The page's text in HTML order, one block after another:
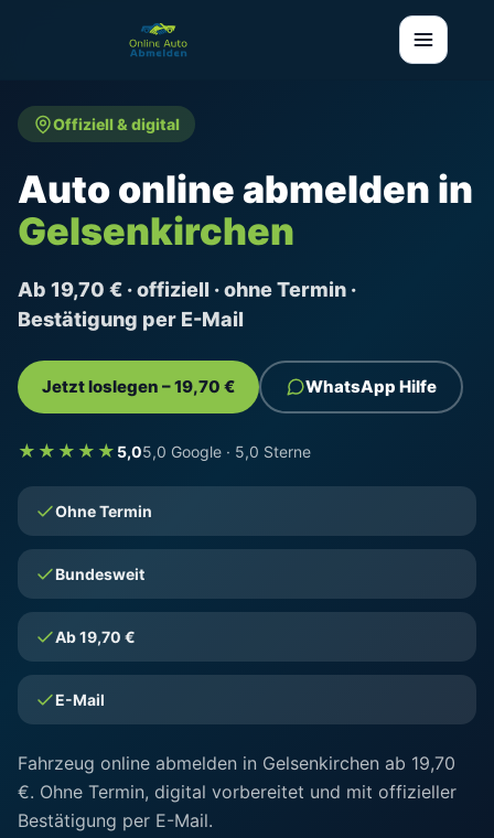
Offiziell & digital
Auto online abmelden in
Gelsenkirchen
Ab 19,70 € · offiziell · ohne Termin ·
Bestätigung per E-Mail
Jetzt loslegen – 19,70 € WhatsApp Hilfe
★★★★★ 5,05,0 Google · 5,0 Sterne
Ohne Termin
Bundesweit
Ab 19,70 €
E-Mail
Fahrzeug online abmelden in Gelsenkirchen ab 19,70
€. Ohne Termin, digital vorbereitet und mit offizieller
Bestätigung per E-Mail.